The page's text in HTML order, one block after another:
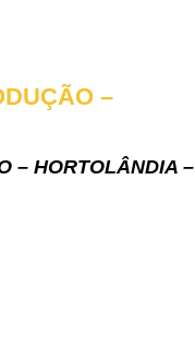
–
– HORTOLÂNDIA –